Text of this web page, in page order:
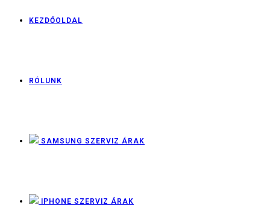
KEZDŐOLDAL
RÓLUNK
SAMSUNG SZERVIZ ÁRAK
IPHONE SZERVIZ ÁRAK